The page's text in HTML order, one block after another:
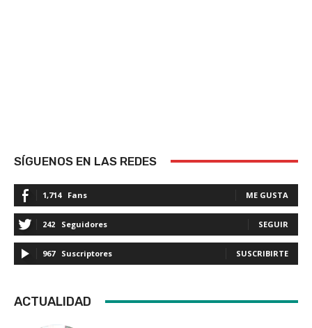
SÍGUENOS EN LAS REDES
1,714 Fans ME GUSTA
242 Seguidores SEGUIR
967 Suscriptores SUSCRIBIRTE
ACTUALIDAD